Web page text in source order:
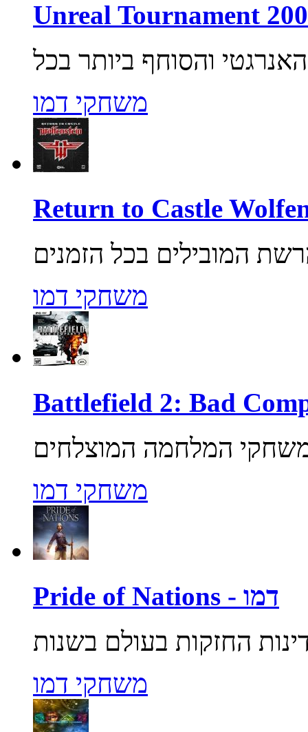
משחקי דמו
משחקי דמו
משחקי דמו
Pride of Nations - דמו
משחקי דמו